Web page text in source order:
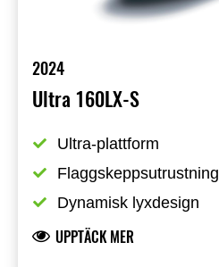
2024
Ultra 160LX-S
Ultra-plattform
Flaggskeppsutrustning
Dynamisk lyxdesign
UPPTÄCK MER